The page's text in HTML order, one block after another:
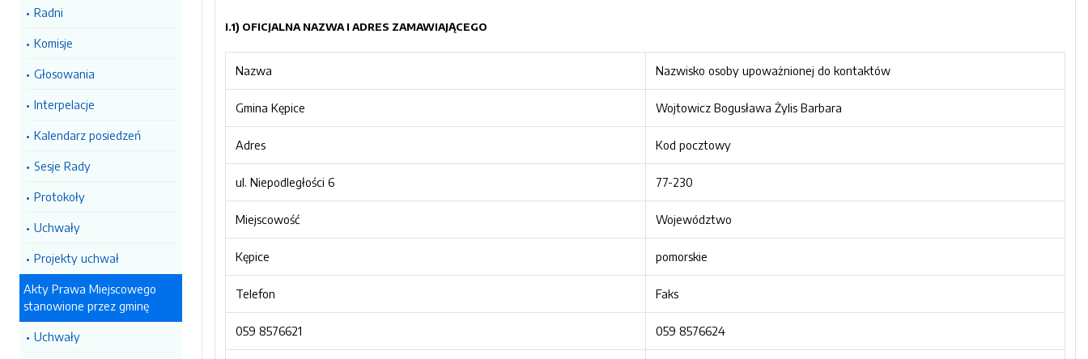
Radni
Komisje
Głosowania
Interpelacje
Kalendarz posiedzeń
Sesje Rady
Protokoły
Uchwały
Projekty uchwał
Akty Prawa Miejscowego
stanowione przez gminę
Uchwały
I.1) OFICJALNA NAZWA I ADRES ZAMAWIAJĄCEGO
Nazwa Nazwisko osoby upoważnionej do kontaktów
Gmina Kępice Wojtowicz Bogusława Żylis Barbara
Adres Kod pocztowy
ul. Niepodległości 6 77-230
Miejscowość Województwo
Kępice pomorskie
Telefon Faks
059 8576621 059 8576624